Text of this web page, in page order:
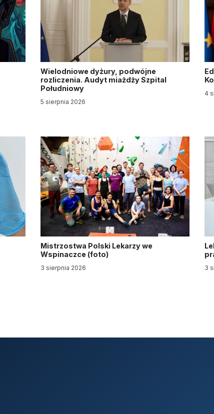
Wielodniowe dyżury, podwójne
rozliczenia. Audyt miażdży Szpital
Południowy
5 sierpnia 2026
4
Mistrzostwa Polski Lekarzy we
Wspinaczce (foto)
3 sierpnia 2026 3